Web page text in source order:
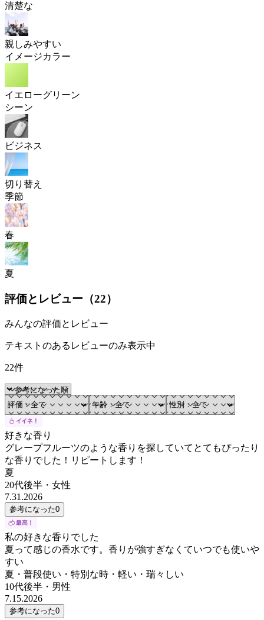
清楚な
親しみやすい
イメージカラー
イエローグリーン
シーン
ビジネス
切り替え
季節
春
夏
評価とレビュー（22）
みんなの評価とレビュー
テキストのあるレビューのみ表示中
22件
好きな香り
グレープフルーツのような香りを探していてとてもぴったり
な香りでした！リピートします！
夏
20代後半 ・ 女性
7.31.2026
参考になった0
私の好きな香りでした
夏って感じの香水です。香りが強すぎなくていつでも使いや
すい
夏・普段使い・特別な時・軽い・瑞々しい
10代後半 ・ 男性
7.15.2026
参考になった0